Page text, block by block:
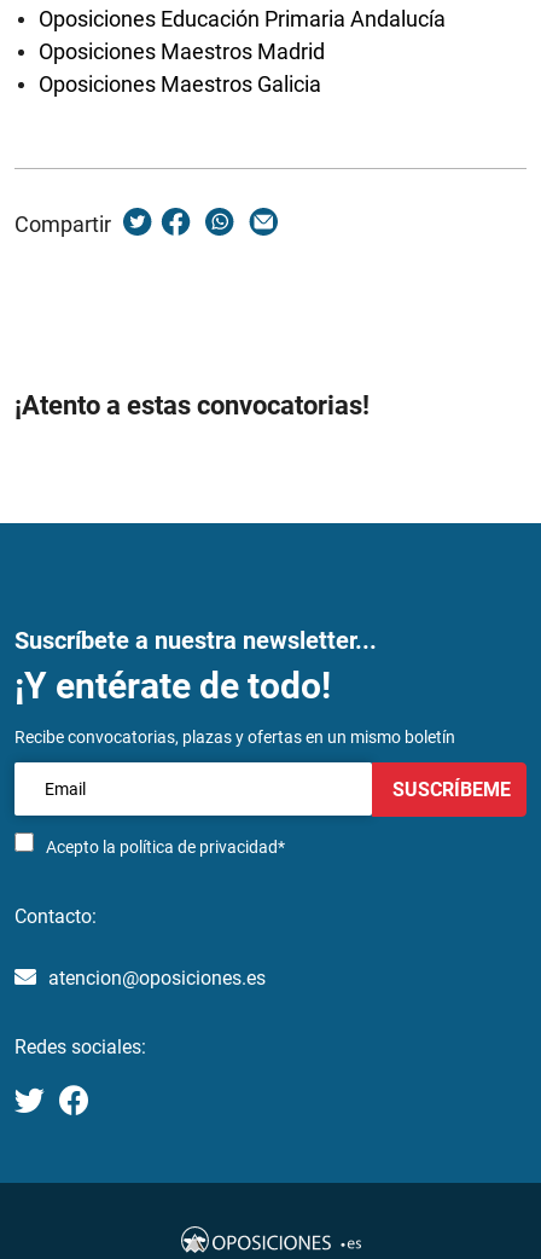
Oposiciones Educación Primaria Andalucía
Oposiciones Maestros Madrid
Oposiciones Maestros Galicia
Compartir
¡Atento a estas convocatorias!
Suscríbete a nuestra newsletter...
¡Y entérate de todo!
Recibe convocatorias, plazas y ofertas en un mismo boletín
Acepto la política de privacidad*
SUSCRÍBEME
Contacto:
atencion@oposiciones.es
Redes sociales: